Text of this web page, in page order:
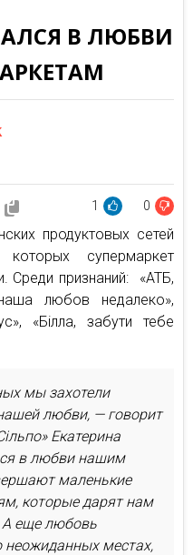
В ЛЮБВИ
1 0
продуктовых сетей
супермаркет
Среди признаний: «АТБ,
любов недалеко»,
«Білла, забути тебе
мы захотели
любви, — говорит
Екатерина
в любви нашим
маленькие
которые дарят нам
А еще любовь
неожиданных местах,